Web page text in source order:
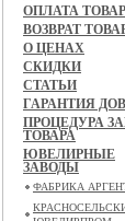
ОПЛАТА
ВОЗВРАТ
О ЦЕНАХ
СКИДКИ
СТАТЬИ
ГАРАНТИЯ
ПРОЦЕДУРА
ТОВАРА
ЮВЕЛИРНЫЕ
ЗАВОДЫ
ФАБРИКА